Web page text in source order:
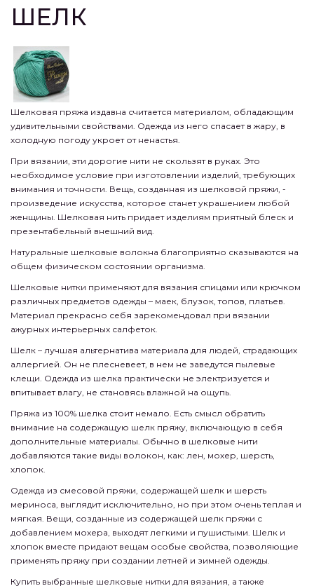
ШЕЛК
Шелковая пряжа издавна считается материалом, обладающим
удивительными свойствами. Одежда из него спасает в жару, в
холодную погоду укроет от ненастья.
При вязании, эти дорогие нити не скользят в руках. Это
необходимое условие при изготовлении изделий, требующих
внимания и точности. Вещь, созданная из шелковой пряжи, -
произведение искусства, которое станет украшением любой
женщины. Шелковая нить придает изделиям приятный блеск и
презентабельный внешний вид.
Натуральные шелковые волокна благоприятно сказываются на
общем физическом состоянии организма.
Шелковые нитки применяют для вязания спицами или крючком
различных предметов одежды – маек, блузок, топов, платьев.
Материал прекрасно себя зарекомендовал при вязании
ажурных интерьерных салфеток.
Шелк – лучшая альтернатива материала для людей, страдающих
аллергией. Он не плесневеет, в нем не заведутся пылевые
клещи. Одежда из шелка практически не электризуется и
впитывает влагу, не становясь влажной на ощупь.
Пряжа из 100% шелка стоит немало. Есть смысл обратить
внимание на содержащую шелк пряжу, включающую в себя
дополнительные материалы. Обычно в шелковые нити
добавляются такие виды волокон, как: лен, мохер, шерсть,
хлопок.
Одежда из смесовой пряжи, содержащей шелк и шерсть
мериноса, выглядит исключительно, но при этом очень теплая и
мягкая. Вещи, созданные из содержащей шелк пряжи с
добавлением мохера, выходят легкими и пушистыми. Шелк и
хлопок вместе придают вещам особые свойства, позволяющие
применять пряжу при создании летней и зимней одежды.
Купить выбранные шелковые нитки для вязания, а также